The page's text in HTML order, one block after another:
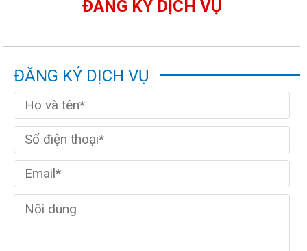
ĐĂNG KÝ DỊCH VỤ
ĐĂNG KÝ DỊCH VỤ